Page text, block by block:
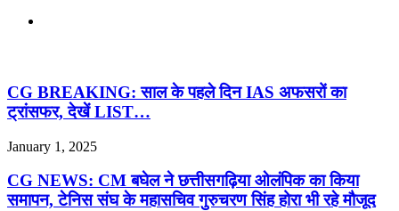
CG BREAKING: साल के पहले दिन IAS अफसरों का
ट्रांसफर, देखें LIST…
January 1, 2025
CG NEWS: CM बघेल ने छत्तीसगढ़िया ओलंपिक का किया
समापन, टेनिस संघ के महासचिव गुरुचरण सिंह होरा भी रहे मौजूद